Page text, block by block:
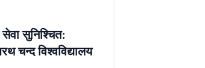
सुनिश्चित:
चन्द विश्वविद्यालय